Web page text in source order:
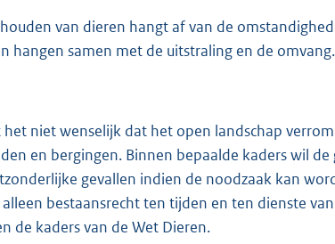
van dieren hangt af van de
hangen samen met de uitstraling en de omvang.
niet wenselijk dat het open landschap
en bergingen. Binnen bepaalde kaders wil
gevallen indien de noodzaak kan
bestaansrecht ten tijden en ten dienste
de kaders van de Wet Dieren.